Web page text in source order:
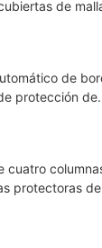
de
de
protección de
cuatro
protectoras de
de